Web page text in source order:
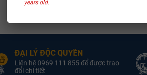
years old.
ĐẠI LÝ ĐỘC QUYỀN
Liên hệ 0969 111 855 để được trao
đổi chi tiết